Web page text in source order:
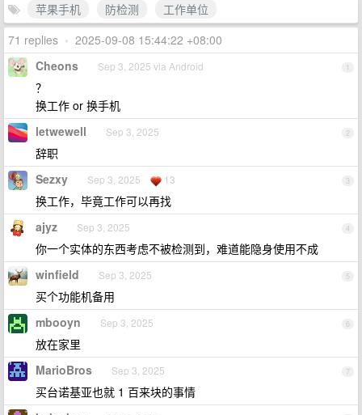
苹果手机
防检测
工作单位
71 replies • 2025-09-08 15:44:22 +08:00
1
Cheons Sep 3, 2025 via Android
？
换工作 or 换手机
2
letwewell Sep 3, 2025
辞职
3
Sezxy Sep 3, 2025 13
换工作，毕竟工作可以再找
4
ajyz Sep 3, 2025
你一个实体的东西考虑不被检测到，难道能隐身使用不成
5
winfield Sep 3, 2025
买个功能机备用
6
mbooyn Sep 3, 2025
放在家里
7
MarioBros Sep 3, 2025
买台诺基亚也就 1 百来块的事情